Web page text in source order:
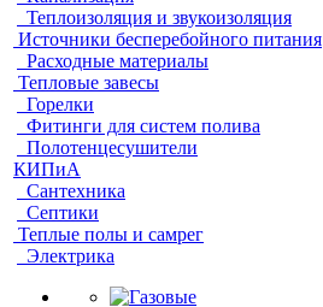
Теплоизоляция и звукоизоляция
Источники бесперебойного питания
Расходные материалы
Тепловые завесы
Горелки
Фитинги для систем полива
Полотенцесушители
КИПиА
Сантехника
Септики
Теплые полы и самрег
Электрика